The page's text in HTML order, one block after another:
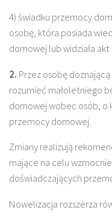
4) świadku przemocy
osobę, która posiada
domowej lub widziała
2. Przez osobę
rozumieć małoletniego
domowej wobec osób, o
przemocy domowej.
Zmiany realizują
mające na celu
doświadczających
Nowelizacja rozszerza